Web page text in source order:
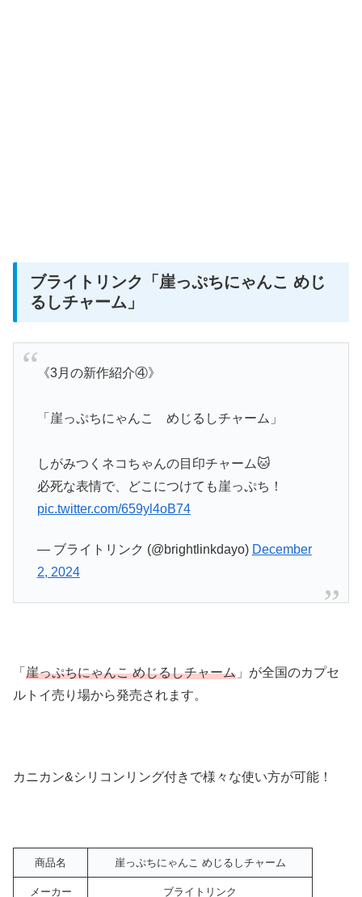
ブライトリンク 「崖っぷちにゃんこ めじ
るしチャーム」
《3月の新作紹介④》
「崖っぷちにゃんこ めじるしチャーム」
しがみつくネコちゃんの目印チャーム🐱
必死な表情で、どこにつけても崖っぷち！
pic.twitter.com/659yl4oB74
— ブライトリンク (@brightlinkdayo) December
2, 2024
「 崖っぷちにゃんこ めじるしチャーム 」が全国のカプセ
ルトイ売り場から発売されます。
カニカン&シリコンリング付きで様々な使い方が可能！
商品名 崖っぷちにゃんこ めじるしチャーム
メーカー ブライトリンク